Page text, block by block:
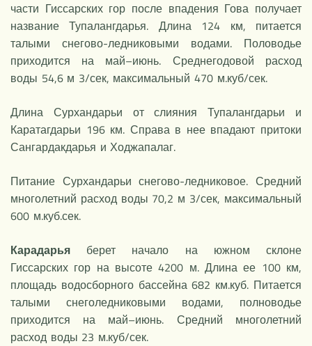
части Гиссарских гор после впадения Гова получает
название Тупалангдарья. Длина 124 км, питается
талыми снегово-ледниковыми водами. Половодье
приходится на май–июнь. Среднегодовой расход
воды 54,6 м 3/сек, максимальный 470 м.куб/сек.
Длина Сурхандарьи от слияния Тупалангдарьи и
Каратагдарьи 196 км. Справа в нее впадают притоки
Сангардакдарья и Ходжапалаг.
Питание Сурхандарьи снегово-ледниковое. Средний
многолетний расход воды 70,2 м 3/сек, максимальный
600 м.куб.сек.
Карадарья берет начало на южном склоне
Гиссарских гор на высоте 4200 м. Длина ее 100 км,
площадь водосборного бассейна 682 км.куб. Питается
талыми снеголедниковыми водами, полноводье
приходится на май–июнь. Средний многолетний
расход воды 23 м.куб/сек.